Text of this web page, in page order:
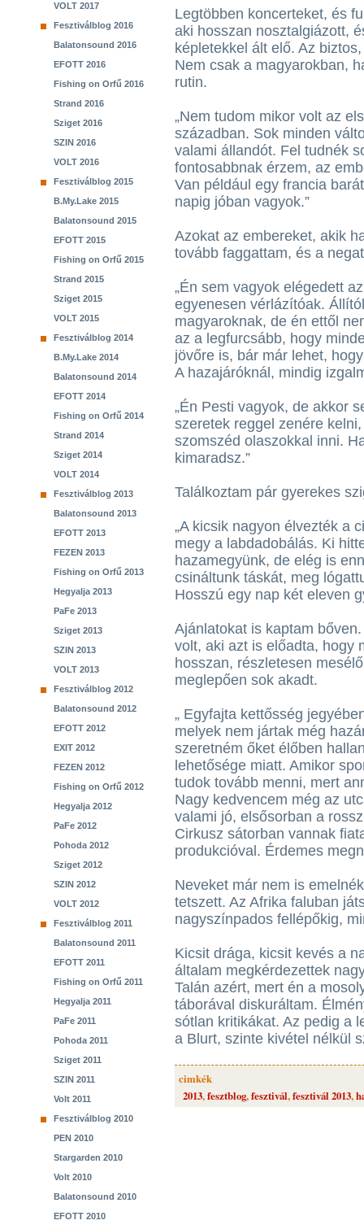
VOLT 2017
Fesztiválblog 2016
Balatonsound 2016
EFOTT 2016
Fishing on Orfű 2016
Strand 2016
Sziget 2016
SZIN 2016
VOLT 2016
Fesztiválblog 2015
B.My.Lake 2015
Balatonsound 2015
EFOTT 2015
Fishing on Orfű 2015
Strand 2015
Sziget 2015
VOLT 2015
Fesztiválblog 2014
B.My.Lake 2014
Balatonsound 2014
EFOTT 2014
Fishing on Orfű 2014
Strand 2014
Sziget 2014
VOLT 2014
Fesztiválblog 2013
Balatonsound 2013
EFOTT 2013
FEZEN 2013
Fishing on Orfű 2013
Hegyalja 2013
PaFe 2013
Sziget 2013
SZIN 2013
VOLT 2013
Fesztiválblog 2012
Balatonsound 2012
EFOTT 2012
EXIT 2012
FEZEN 2012
Fishing on Orfű 2012
Hegyalja 2012
PaFe 2012
Pohoda 2012
Sziget 2012
SZIN 2012
VOLT 2012
Fesztiválblog 2011
Balatonsound 2011
EFOTT 2011
Fishing on Orfű 2011
Hegyalja 2011
PaFe 2011
Pohoda 2011
Sziget 2011
SZIN 2011
Volt 2011
Fesztiválblog 2010
PEN 2010
Stargarden 2010
Volt 2010
Balatonsound 2010
EFOTT 2010
Legtöbben koncerteket, és
aki hosszan nosztalgiázott,
képletekkel ált elő. Az
Nem csak a magyarokban,
rutin.
„Nem tudom mikor volt az
században. Sok minden
valami állandót. Fel tudnék
fontosabbnak érzem, az
Van például egy francia
napig jóban vagyok.”
Azokat az embereket, akik
tovább faggattam, és a
„Én sem vagyok elégedett
egyenesen vérlázítóak.
magyaroknak, de én ettől
az a legfurcsább, hogy
jövőre is, bár már lehet,
A hazajáróknál, mindig
„Én Pesti vagyok, de akkor
szeretek reggel zenére
szomszéd olaszokkal inni.
kimaradsz.”
Találkoztam pár gyerekes
„A kicsik nagyon élvezték a
megy a labdadobálás. Ki
hazamegyünk, de elég is
csináltunk táskát, meg
Hosszú egy nap két eleven
Ajánlatokat is kaptam
volt, aki azt is előadta, hogy
hosszan, részletesen
meglepően sok akadt.
„ Egyfajta kettősség
melyek nem jártak még
szeretném őket élőben
lehetősége miatt. Amikor
tudok tovább menni, mert
Nagy kedvencem még az
valami jó, elsősorban a
Cirkusz sátorban vannak
produkcióval. Érdemes
Neveket már nem is
tetszett. Az Afrika faluban
nagyszínpados fellépőkig,
Kicsit drága, kicsit kevés a
általam megkérdezettek
Talán azért, mert én a
táborával diskuráltam.
sótlan kritikákat. Az pedig a
a Blurt, szinte kivétel nélkül
cimkék
2013,fesztblog,fesztivál,fesztivál 2013,